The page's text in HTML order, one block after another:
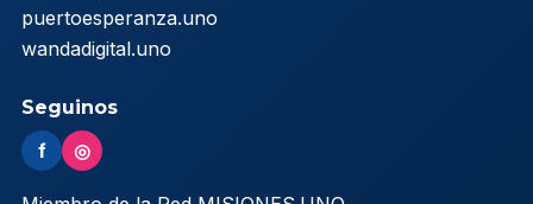
puertoesperanza.uno
wandadigital.uno
Seguinos
f ◎